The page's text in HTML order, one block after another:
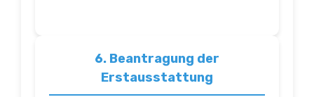
6. Beantragung der
Erstausstattung